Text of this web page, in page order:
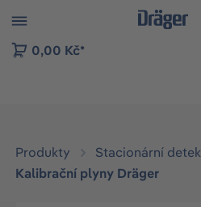
to B2B platform navigation
0,00 Kč*
Produkty
Stacionární
Kalibrační plyny Dräger